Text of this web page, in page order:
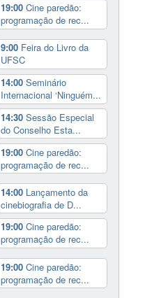
19:00 Cine paredão:
programação de rec...
9:00 Feira do Livro da
UFSC
14:00 Seminário
Internacional ‘Ninguém...
14:30 Sessão Especial
do Conselho Esta...
19:00 Cine paredão:
programação de rec...
14:00 Lançamento da
cinebiografia de D...
19:00 Cine paredão:
programação de rec...
19:00 Cine paredão:
programação de rec...